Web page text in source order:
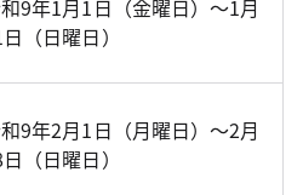
9年1月1日（金曜日）～1月
（日曜日）
9年2月1日（月曜日）～2月
（日曜日）